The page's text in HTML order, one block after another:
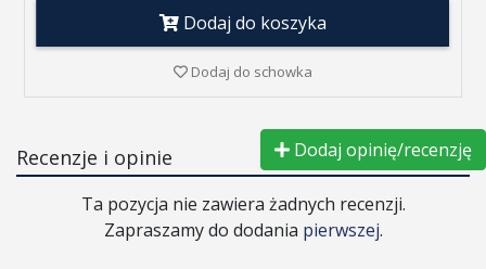
Dodaj do koszyka
Dodaj do schowka
Recenzje i opinie Dodaj opinię/recenzję
Ta pozycja nie zawiera żadnych recenzji.
Zapraszamy do dodania pierwszej.